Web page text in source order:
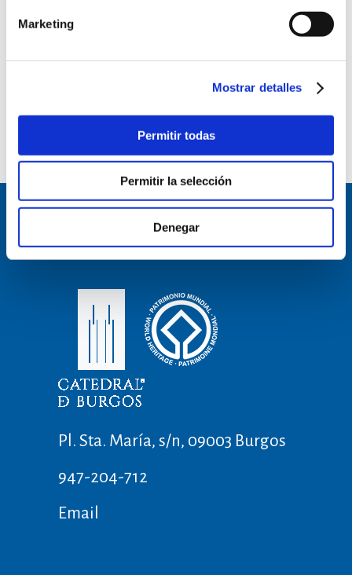
Marketing
Mostrar detalles
Permitir todas
Permitir la selección
Denegar
Pl. Sta. María, s/n, 09003 Burgos
947-204-712
Email